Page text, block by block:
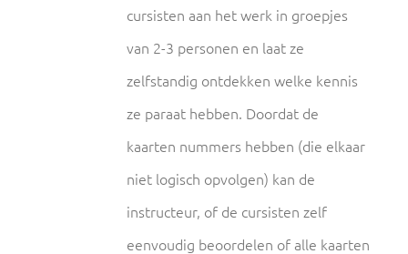
cursisten aan het werk in groepjes
van 2-3 personen en laat ze
zelfstandig ontdekken welke kennis
ze paraat hebben. Doordat de
kaarten nummers hebben (die elkaar
niet logisch opvolgen) kan de
instructeur, of de cursisten zelf
eenvoudig beoordelen of alle kaarten